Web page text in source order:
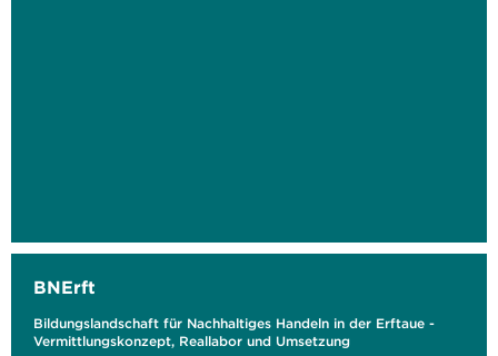
BNErft
Bildungslandschaft für Nachhaltiges Handeln in der Erftaue -
Vermittlungskonzept, Reallabor und Umsetzung